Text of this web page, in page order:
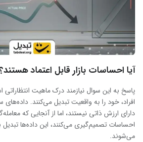
آیا احساسات بازار قابل اعتماد
پاسخ به این سوال نیازمند درک ماهیت
افراد، خود را به واقعیت تبدیل می‌کنند.
دارای ارزش ذاتی نیستند، اما از آنجایی که
احساسات تصمیم‌گیری می‌کنند، این داده‌ها
می‌شوند.